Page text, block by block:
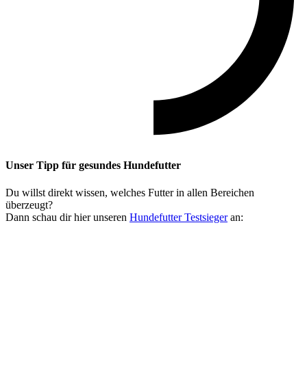
Unser Tipp für gesundes Hundefutter
Du willst direkt wissen, welches Futter in allen Bereichen
überzeugt?
Dann schau dir hier unseren Hundefutter Testsiegeran: